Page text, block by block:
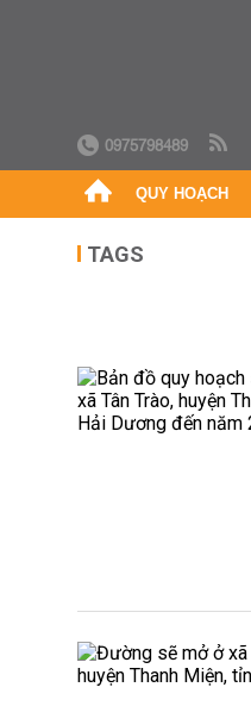
0975798489
QUY HOẠCH
TAGS